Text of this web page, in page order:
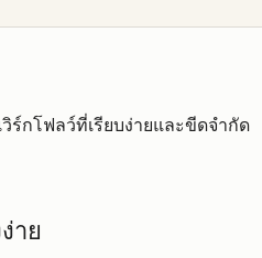
กโฟลว์ที่เรียบง่ายและขีดจำกัด
าย